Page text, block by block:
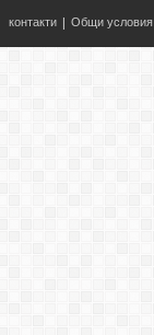
контакти Общи условия